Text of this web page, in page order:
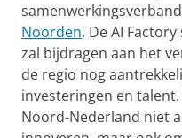
samenwerkingsverband
Noorden. De AI
zal bijdragen aan het
de regio nog
investeringen en
Noord-Nederland niet